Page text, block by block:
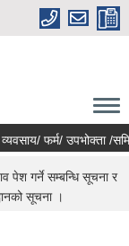
फर्म/ उपभोक्ता /समिति/
पेश गर्ने सम्बन्धि सूचना र
सूचना ।